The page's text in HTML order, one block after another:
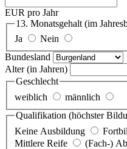
EUR pro Jahr
13. Monatsgehalt (im
Ja
Nein
Bundesland
Alter(in Jahren)
Geschlecht
weiblich
männlich
Qualifikation (höchster
Keine Ausbildung
Mittlere Reife
(Fach-)